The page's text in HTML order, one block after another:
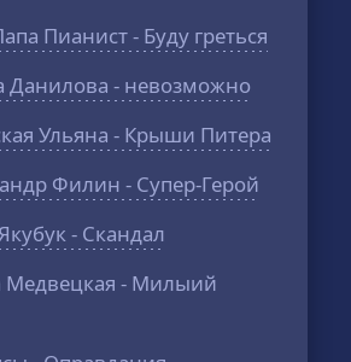
Пианист - Буду греться
Данилова - невозможно
Ульяна - Крыши Питера
Филин - Супер-Герой
- Скандал
Медвецкая - Милыий